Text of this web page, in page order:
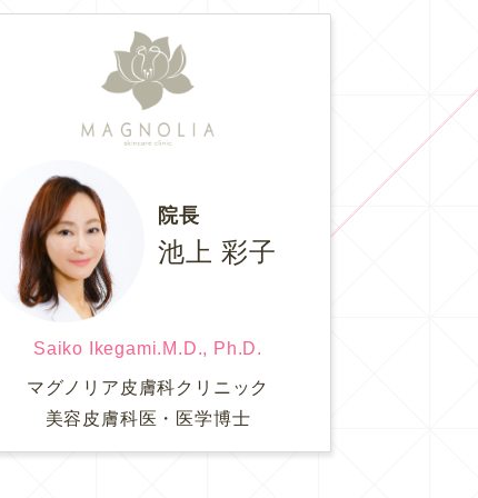
院長
池上 彩子
Saiko Ikegami.M.D., Ph.D.
マグノリア皮膚科クリニック
美容皮膚科医・医学博士